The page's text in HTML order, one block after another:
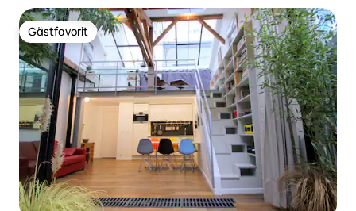
Gästfavorit
Gästfavorit